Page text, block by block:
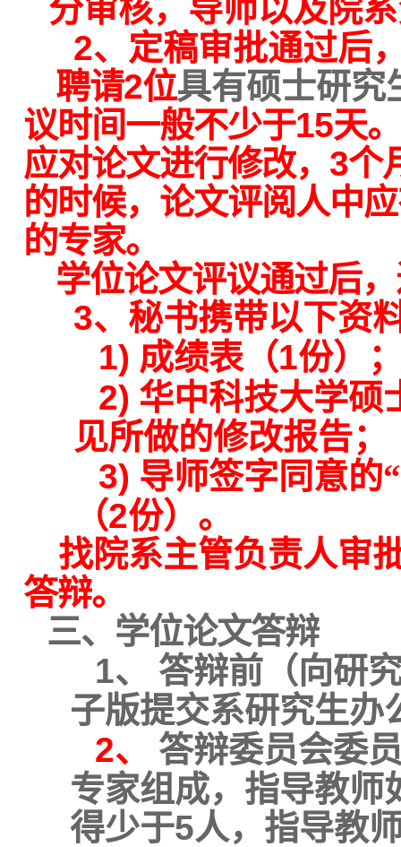
分审核，导师以及院
2、定稿审批通过后
聘请2位具有硕士研究
议时间一般不少于15天
应对论文进行修改， 3个
的时候，论文评阅人中
的专家。
学位论文评议通过后
3、秘书携带以下资
1) 成绩表（1份）
2) 华中科技大学硕
见所做的修改报告；
3) 导师签字同意的
（2份）。
找院系主管负责人审
答辩。
三、学位论文答辩
1、
答辩前（向研
子版提交系研究生办
2、
答辩委员会委
专家组成，指导教师
得少于5人，指导教